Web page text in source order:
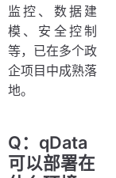
监控、数据建
模、安全控制
等，已在多个政
企项目中成熟落
地。
Q：qData
可以部署在